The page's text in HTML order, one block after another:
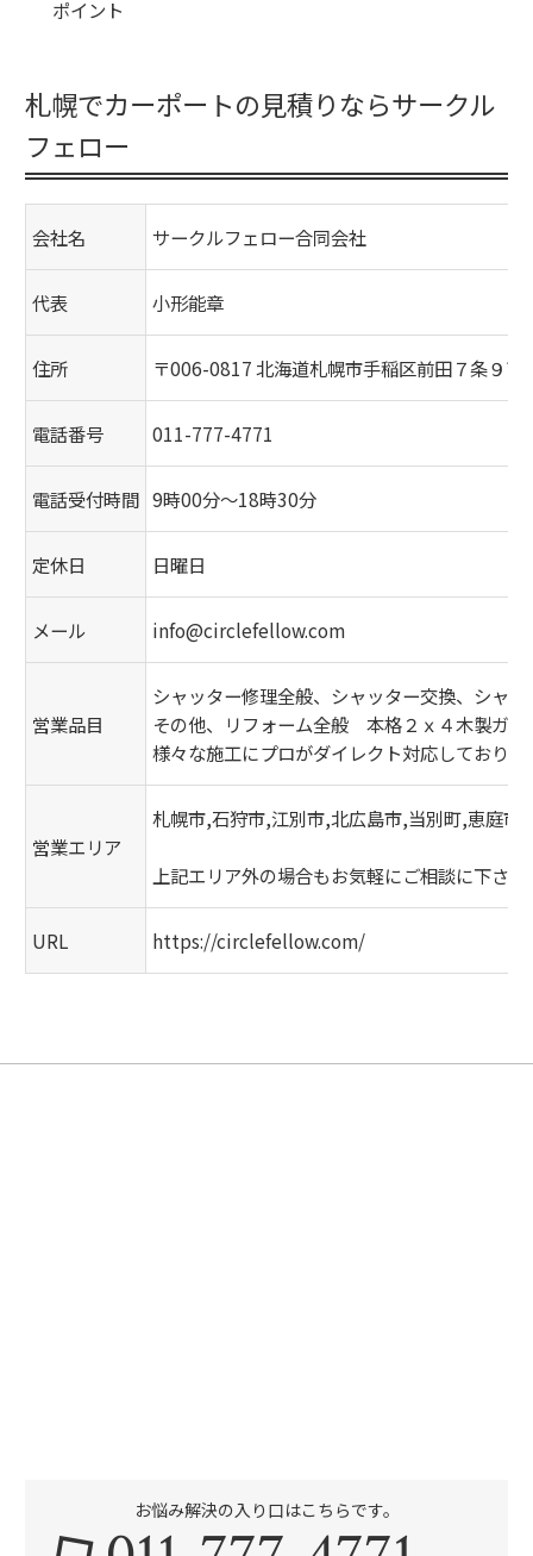
ポイント
札幌でカーポートの見積りならサークル
フェロー
会社名 サークルフェロー合同会社
代表 小形能章
住所 〒006-0817 北海道札幌市手稲区前田７条９丁
電話番号 011-777-4771
電話受付時間 9時00分～18時30分
定休日 日曜日
メール info@circlefellow.com
営業品目
シャッター修理全般、シャッター交換、シャ
その他、リフォーム全般 本格２ｘ４木製
様々な施工にプロがダイレクト対応しておりま
営業エリア
札幌市,石狩市,江別市,北広島市,当別町,恵庭
上記エリア外の場合もお気軽にご相談に下さい
URL https://circlefellow.com/
お悩み解決の入り口はこちらです。